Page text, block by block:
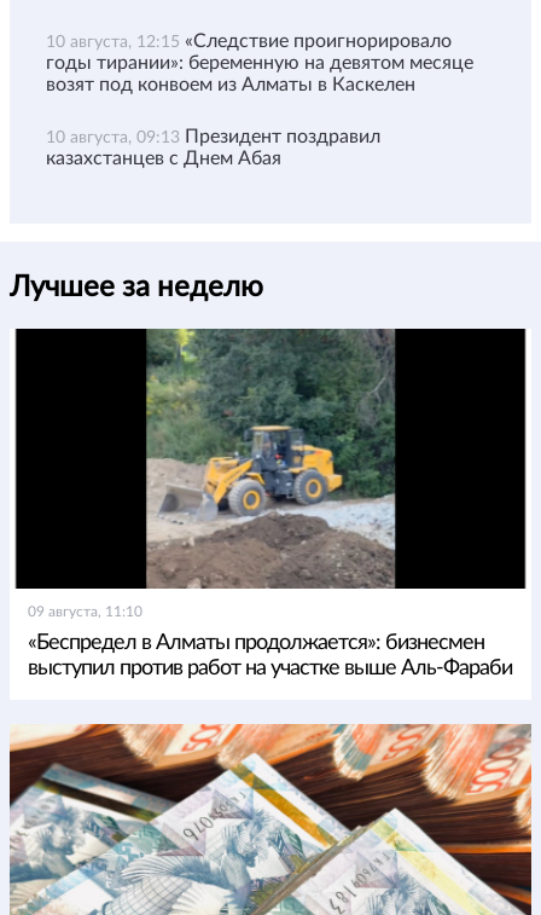
10 августа, 12:15 «Следствие проигнорировало
годы тирании»: беременную на девятом месяце
возят под конвоем из Алматы в Каскелен
10 августа, 09:13 Президент поздравил
казахстанцев с Днем Абая
Лучшее за неделю
09 августа, 11:10
«Беспредел в Алматы продолжается»: бизнесмен
выступил против работ на участке выше Аль-Фараби